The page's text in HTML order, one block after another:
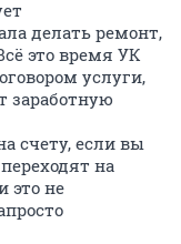
делать ремонт,
это время УК
услуги,
заработную
счету, если вы
на
это не